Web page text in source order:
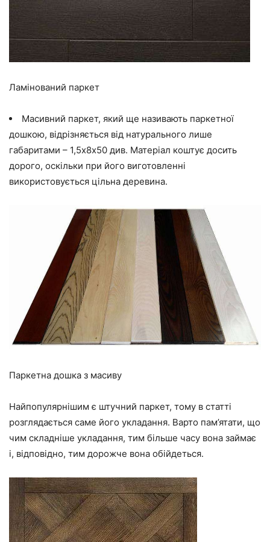
Ламінований паркет
Масивний паркет, який ще називають паркетної
дошкою, відрізняється від натурального лише
габаритами – 1,5х8х50 див. Матеріал коштує досить
дорого, оскільки при його виготовленні
використовується цільна деревина.
Паркетна дошка з масиву
Найпопулярнішим є штучний паркет, тому в статті
розглядається саме його укладання. Варто пам’ятати, що
чим складніше укладання, тим більше часу вона займає
і, відповідно, тим дорожче вона обійдеться.